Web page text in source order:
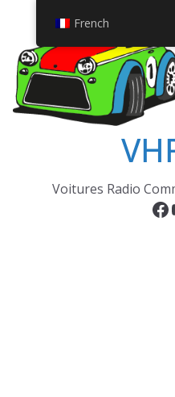
contenu
Voitures Radio
French